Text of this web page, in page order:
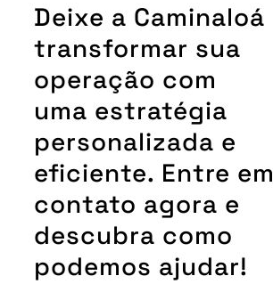
Deixe a Caminaloá
transformar sua
operação com
uma estratégia
personalizada e
eficiente. Entre em
contato agora e
descubra como
podemos ajudar!